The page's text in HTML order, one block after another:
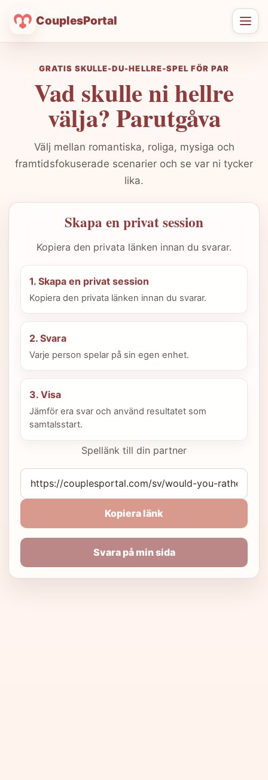
CouplesPortal
GRATIS SKULLE-DU-HELLRE-SPEL FÖR PAR
Vad skulle ni hellre
välja? Parutgåva
Välj mellan romantiska, roliga, mysiga och
framtidsfokuserade scenarier och se var ni tycker
lika.
Skapa en privat session
Kopiera den privata länken innan du svarar.
1. Skapa en privat session
Kopiera den privata länken innan du svarar.
2. Svara
Varje person spelar på sin egen enhet.
3. Visa
Jämför era svar och använd resultatet som
samtalsstart.
Spellänk till din partner
Kopiera länk
Svara på min sida